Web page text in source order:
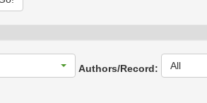
Authors/Record: All